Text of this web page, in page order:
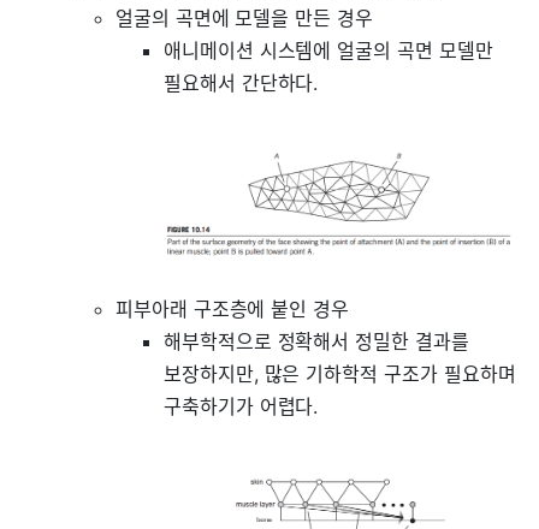
얼굴의 곡면에 모델을 만든 경우
애니메이션 시스템에 얼굴의 곡면 모델만
필요해서 간단하다.
피부아래 구조층에 붙인 경우
해부학적으로 정확해서 정밀한 결과를
보장하지만, 많은 기하학적 구조가 필요하며
구축하기가 어렵다.